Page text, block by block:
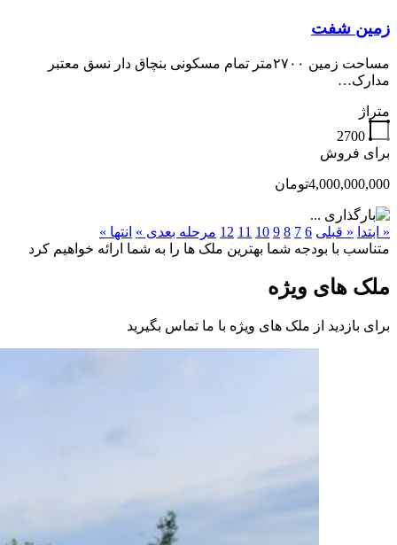
زمین شفت
مساحت زمین ۲۷۰۰متر تمام مسکونی بنچاق دار نسق معتبر
مدارک…
متراژ
2700
برای فروش
4,000,000,000تومان
« ابتدا « قبلی 6
7
8
9
10
11
12 مرحله بعدی » انتها »
متناسب با بودجه شما بهترین ملک ها را به شما ارائه خواهیم کرد
ملک های ویژه
برای بازدید از ملک های ویژه با ما تماس بگیرید